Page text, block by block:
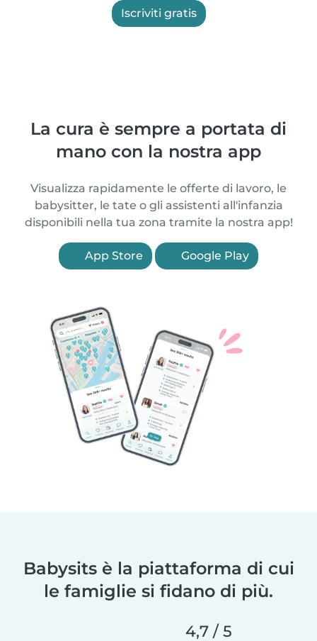
Iscriviti gratis
La cura è sempre a portata di
mano con la nostra app
Visualizza rapidamente le offerte di lavoro, le
babysitter, le tate o gli assistenti all'infanzia
disponibili nella tua zona tramite la nostra app!
App Store Google Play
Babysits è la piattaforma di cui
le famiglie si fidano di più.
4,7 / 5